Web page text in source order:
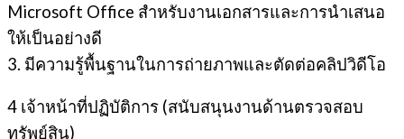
Microsoft Office สําหรับงานเอกสารและการนําเสนอ
ให้เป็นอย่างดี
3. มีความรู้พื้นฐานในการถ่ายภาพและตัดต่อคลิปวิดีโอ
4 เจ้าหน้าที่ปฏิบัติการ (สนับสนุนงานด้านตรวจสอบ
ทรัพย์สิน)